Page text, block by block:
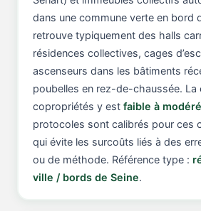
dans une commune verte en bord
retrouve typiquement des halls
résidences collectives, cages
ascenseurs dans les bâtiments
poubelles en rez-de-chaussée. La
copropriétés y est faible à
protocoles sont calibrés pour ces
qui évite les surcoûts liés à des
ou de méthode. Référence type :
ville / bords de Seine.